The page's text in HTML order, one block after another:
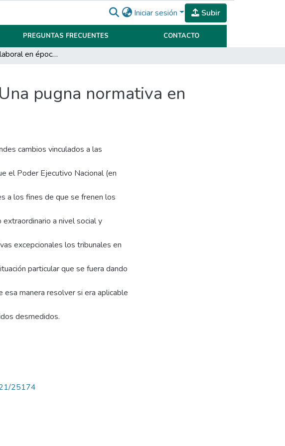
Iniciar sesión Subir
PREGUNTAS FRECUENTES CONTACTO
El derecho laboral en época de pandemia. Una pugna normativa en relación a la estabilidad del empleo
pugna normativa en
cambios vinculados a las
el Poder Ejecutivo Nacional (en
a los fines de que se frenen los
a nivel social y
excepcionales los tribunales en
particular que se fuera dando
manera resolver si era aplicable
desmedidos.
25174